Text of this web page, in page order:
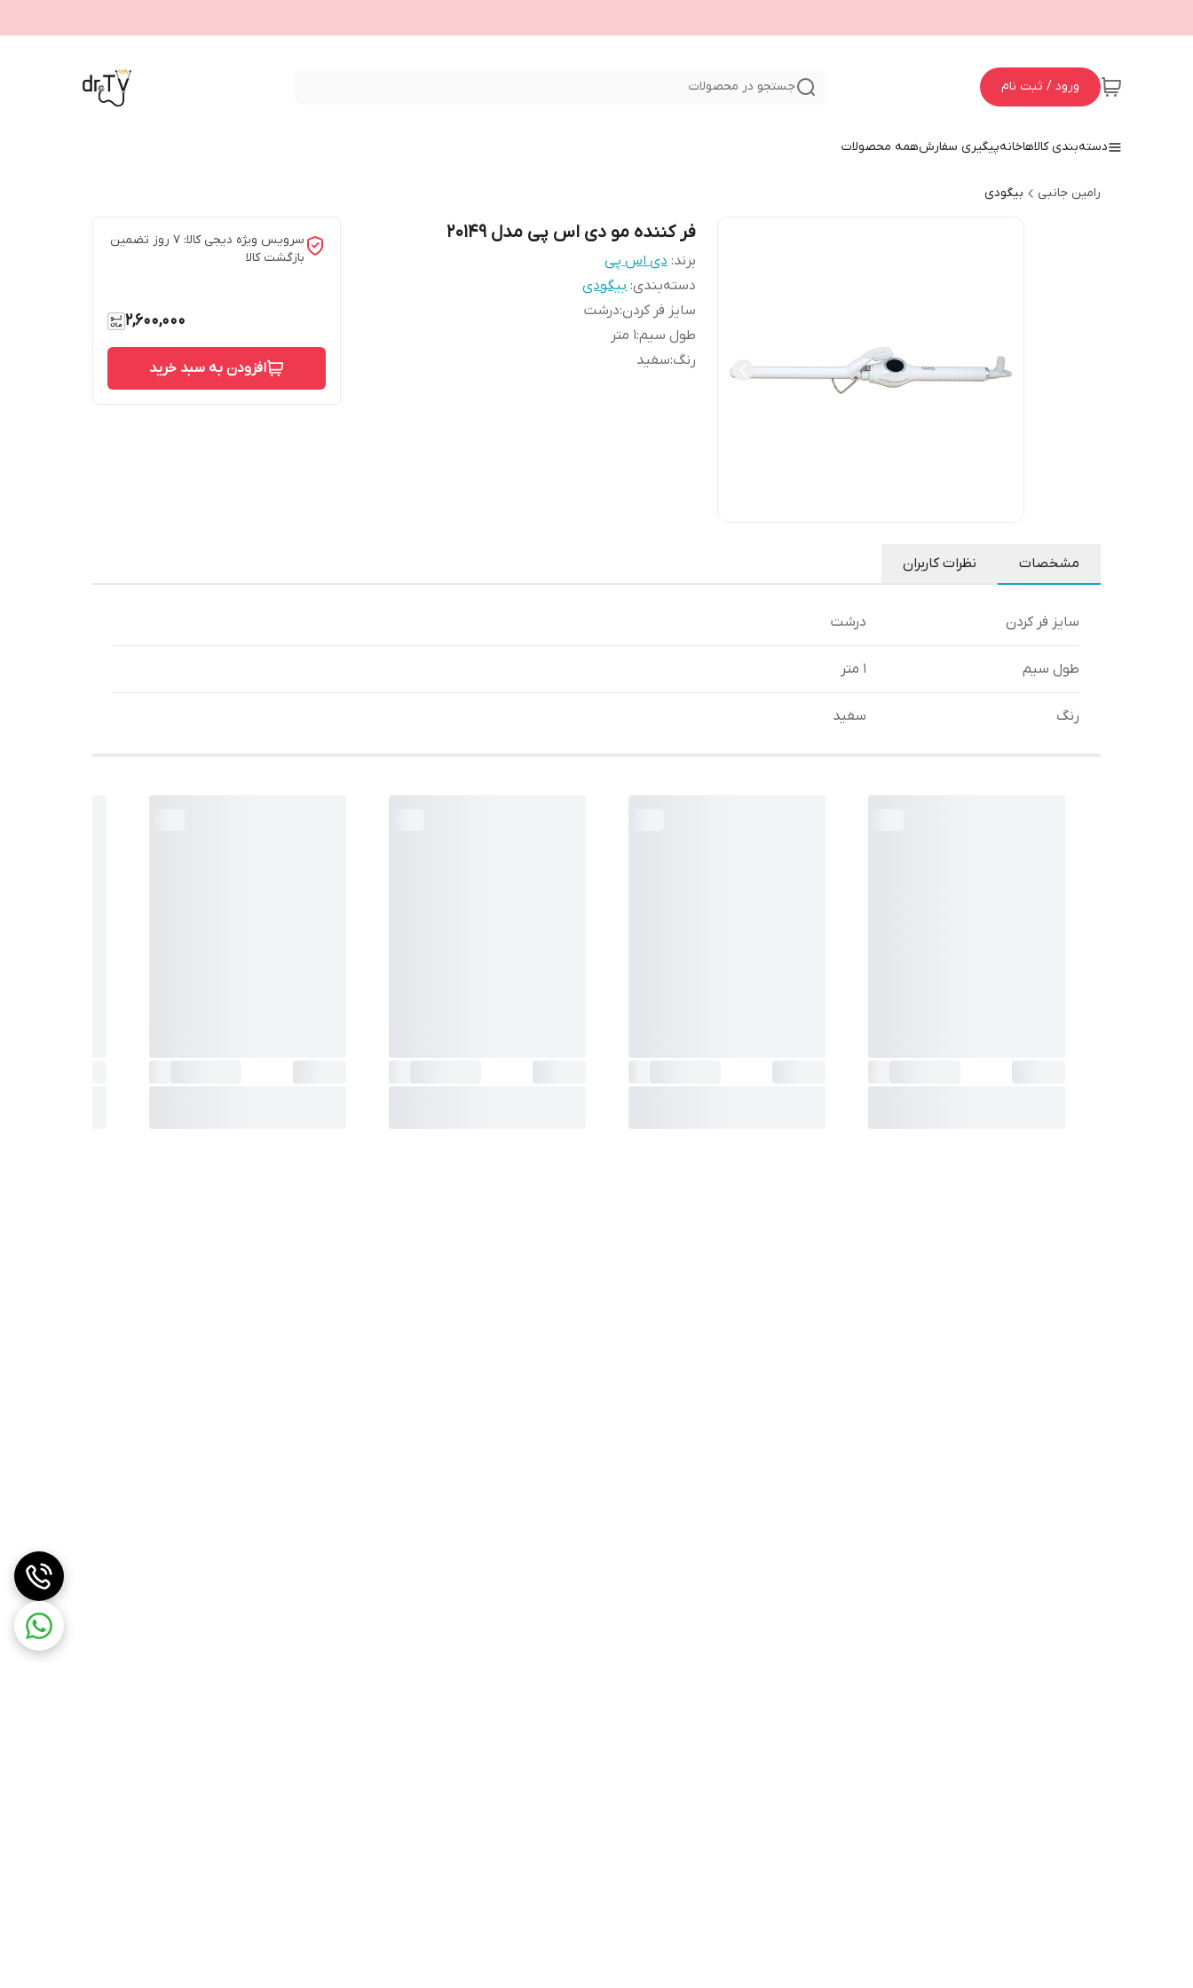
ورود / ثبت نام جستجو در محصولات
دسته‌بندی کالاهاخانهپیگیری سفارشهمه محصولات
رامین جانبی بیگودی
فر کننده مو دی اس پی مدل 20149
برند: دی اس پی
دسته‌بندی:بیگودی
سایز فر کردن:درشت
طول سیم:1 متر
رنگ:سفید
سرویس ویژه دیجی کالا: 7 روز تضمین
بازگشت کالا
2,600,000
افزودن به سبد خرید
مشخصات نظرات کاربران
سایز فر کردن درشت
طول سیم 1 متر
رنگ سفید